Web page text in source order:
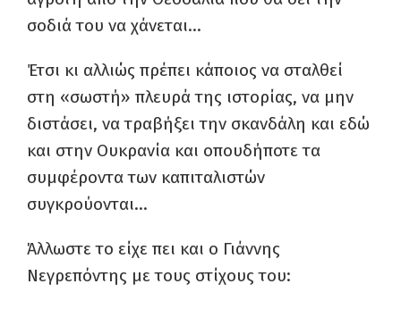
σοδιά του να χάνεται…
Έτσι κι αλλιώς πρέπει κάποιος να σταλθεί
στη «σωστή» πλευρά της ιστορίας, να μην
διστάσει, να τραβήξει την σκανδάλη και εδώ
και στην Ουκρανία και οπουδήποτε τα
συμφέροντα των καπιταλιστών
συγκρούονται…
Άλλωστε το είχε πει και ο Γιάννης
Νεγρεπόντης με τους στίχους του: